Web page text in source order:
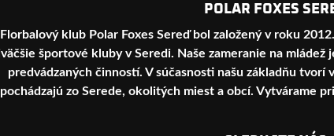
POLAR FOXES
Florbalový klub Polar Foxes Sereď bol založený v roku
športové kluby v Seredi. Naše zameranie na
predvádzaných činností. V súčasnosti našu základňu
pochádzajú zo Serede, okolitých miest a obcí. Vytvárame